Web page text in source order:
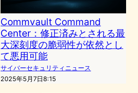
Commvault Command
Center：修正済みとされる最
大深刻度の脆弱性が依然とし
て悪用可能
サイバーセキュリティニュース
2025年5月7日8:15